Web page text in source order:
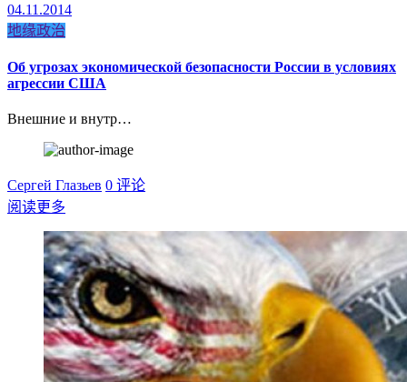
04.11.2014
地缘政治
Об угрозах экономической безопасности России в условиях
агрессии США
Внешние и внутр…
Сергей Глазьев 0 评论
阅读更多